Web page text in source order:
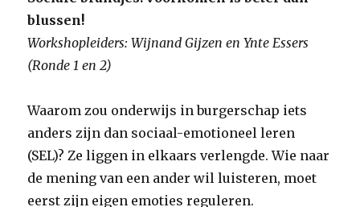
blussen!
Workshopleiders: Wijnand Gijzen en Ynte Essers
(Ronde 1 en 2)
Waarom zou onderwijs in burgerschap iets
anders zijn dan sociaal-emotioneel leren
(SEL)? Ze liggen in elkaars verlengde. Wie naar
de mening van een ander wil luisteren, moet
eerst zijn eigen emoties reguleren.